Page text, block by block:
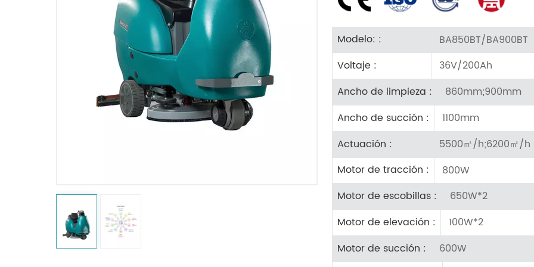
Modelo: :
BA850BT/BA900BT
Voltaje :
36V/200Ah
Ancho de limpieza :
860mm;900mm
Ancho de succión :
1100mm
Actuación :
5500㎡/h;6200㎡/h
Motor de tracción :
800W
Motor de escobillas :
650W*2
Motor de elevación :
100W*2
Motor de succión :
600W